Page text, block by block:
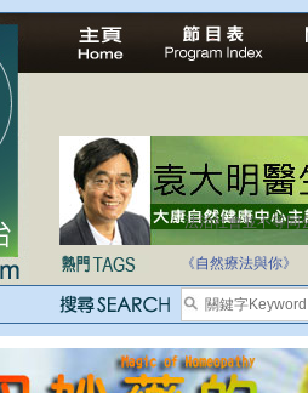
法治社會並不等同
自家教育合法化-
《自然療法與你》